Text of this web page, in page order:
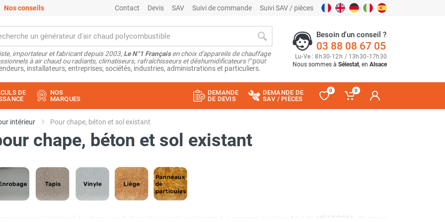
Nos conseils Contact Devis SAV Suivi de commande Suivi SAV / pièces
importateur et fabricant depuis 2003, Le N°1 Françaisen choix d'appareils de chauffage
à air chaud ou radiants, climatiseurs, rafraîchisseurs et déshumidificateurs !"pour
installateurs, entreprises, sociétés, industries, administrations et particuliers.
Besoin d'un conseil ?
03 88 08 67 05
Lu-Ve : 8h30-12h / 13h30-17h30
Nous sommes à Sélestat, en Alsace
DE
NOS
MARQUES
DEMANDE
DE DEVIS
DEMANDE DE
SAV / PIÈCES
0 0
intérieur Pour chape, béton et sol existant
chape, béton et sol existant
pour s'adapter à la chape, au béton et aux sols existants. La gamme HEATCOM , d'origine